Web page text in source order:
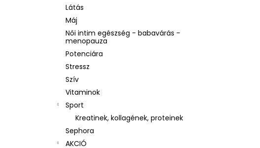
Látás
Máj
Női intim egészség - babavárás -
menopauza
Potenciára
Stressz
Szív
Vitaminok
Sport
Kreatinek, kollagének, proteinek
Sephora
AKCIÓ